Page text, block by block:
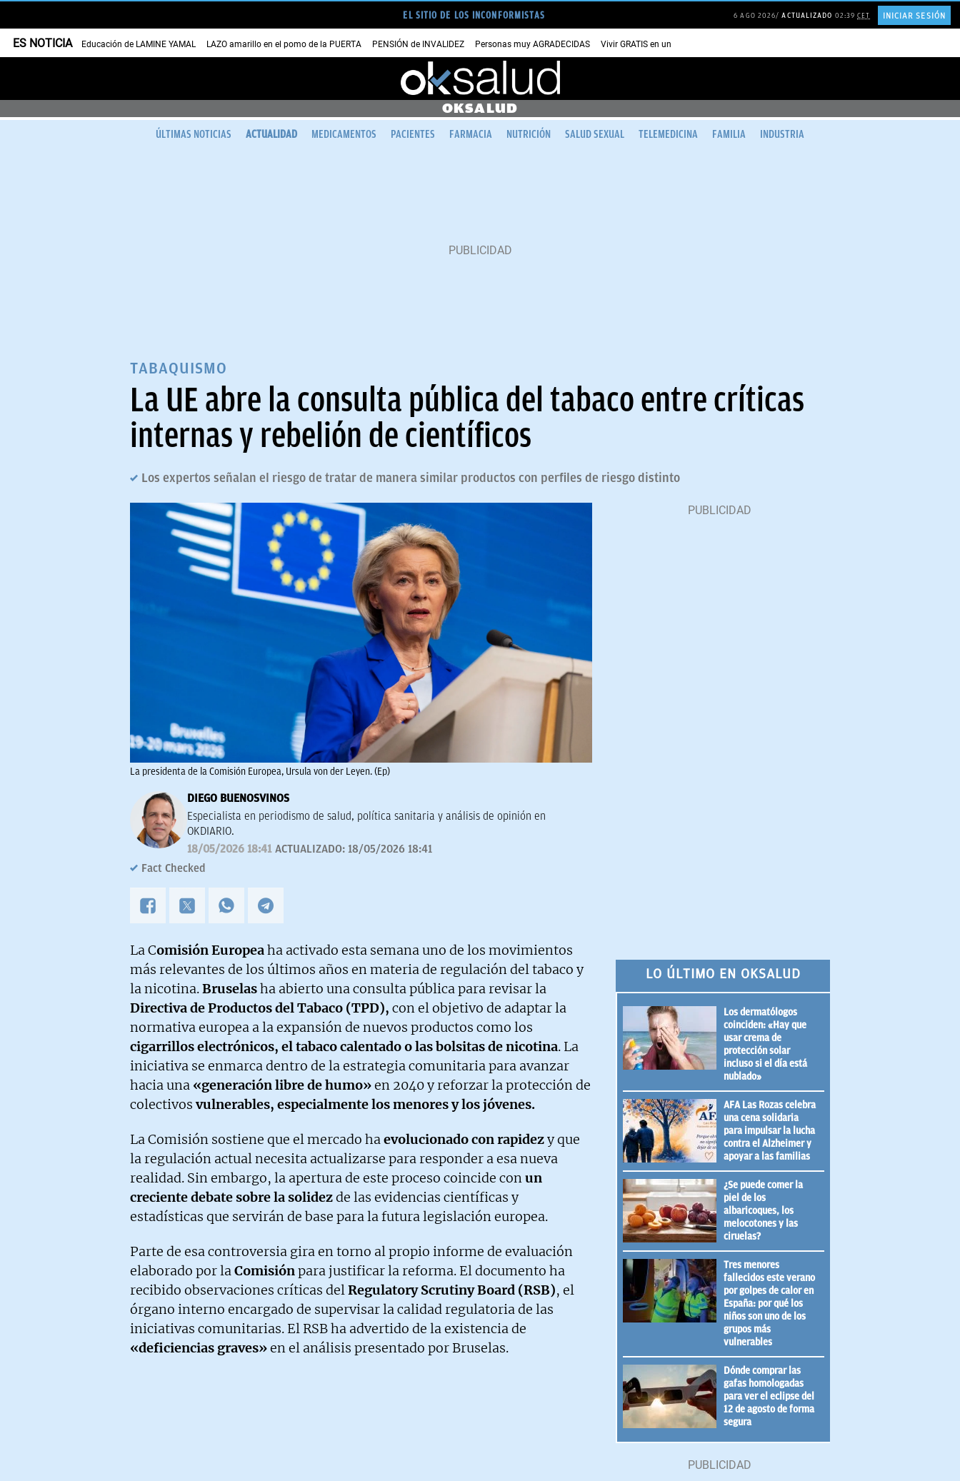
EL SITIO DE LOS INCONFORMISTAS 6 AGO 2026 ACTUALIZADO 02:39CET INICIAR SESIÓN
ES NOTICIA Educación de LAMINE YAMAL LAZO amarillo en el pomo de la PUERTA PENSIÓN de INVALIDEZ Personas muy AGRADECIDAS Vivir GRATIS en una ISLA en GRECIA
OKSALUD
ÚLTIMAS NOTICIAS ACTUALIDAD MEDICAMENTOS PACIENTES FARMACIA NUTRICIÓN SALUD SEXUAL TELEMEDICINA FAMILIA INDUSTRIA
TABAQUISMO
La UE abre la consulta pública del tabaco entre críticas
internas y rebelión de científicos
Los expertos señalan el riesgo de tratar de manera similar productos con perfiles de riesgo distinto
La presidenta de la Comisión Europea, Ursula von der Leyen. (Ep)
DIEGO BUENOSVINOS
Especialista en periodismo de salud, política sanitaria y análisis de opinión en
OKDIARIO.
18/05/2026 18:41 ACTUALIZADO: 18/05/2026 18:41
Fact Checked
La Comisión Europeaha activado esta semana uno de los movimientos
más relevantes de los últimos años en materia de regulación del tabaco y
la nicotina.Bruselasha abierto una consulta pública para revisar la
Directiva de Productos del Tabaco (TPD), con el objetivo de adaptar la
normativa europea a la expansión de nuevos productos como los
cigarrillos electrónicos, el tabaco calentado o las bolsitas de nicotina. La
iniciativa se enmarca dentro de la estrategia comunitaria para avanzar
hacia una «generación libre de humo»en 2040 y reforzar la protección de
colectivosvulnerables, especialmente los menores y los jóvenes.
La Comisión sostiene que el mercado haevolucionado con rapidezy que
la regulación actual necesita actualizarse para responder a esa nueva
realidad. Sin embargo, la apertura de este proceso coincide conun
creciente debate sobre la solidezde las evidencias científicas y
estadísticas que servirán de base para la futura legislación europea.
Parte de esa controversia gira en torno al propio informe de evaluación
elaborado por laComisiónpara justificar la reforma. El documento ha
recibido observaciones críticas delRegulatory Scrutiny Board (RSB), el
órgano interno encargado de supervisar la calidad regulatoria de las
iniciativas comunitarias. El RSB ha advertido de la existencia de
«deficiencias graves»en el análisis presentado por Bruselas.
LO ÚLTIMO EN OKSALUD
Los dermatólogos
coinciden: «Hay que
usar crema de
protección solar
incluso si el día está
nublado»
AFA Las Rozas celebra
una cena solidaria
para impulsar la lucha
contra el Alzheimer y
apoyar a las familias
¿Se puede comer la
piel de los
albaricoques, los
melocotones y las
ciruelas?
Tres menores
fallecidos este verano
por golpes de calor en
España: por qué los
niños son uno de los
grupos más
vulnerables
Dónde comprar las
gafas homologadas
para ver el eclipse del
12 de agosto de forma
segura